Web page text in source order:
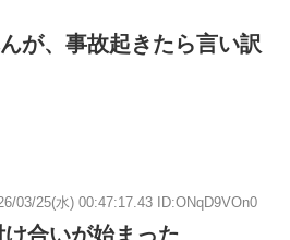
が、事故起きたら言い訳
03/25(水) 00:47:17.43 ID:ONqD9VOn0
合いが始まった